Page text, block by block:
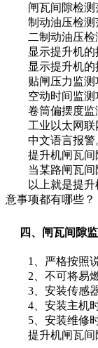
闸瓦间隙检测范
制动油压检测范
二制动油压检测
显示提升机的提
显示提升机的
贴闸压力监测
空动时间监测功
卷筒偏摆度监测
工业以太网联
中文语言报警
提升机闸瓦间隙
当某路闸瓦间隙
以上就是提升机
意事项都有哪些？
四、闸瓦间隙监
1、严格按照说
2、不可将易燃
3、安装传感器
4、安装主机时
5、安装维修时
提升机闸瓦间隙